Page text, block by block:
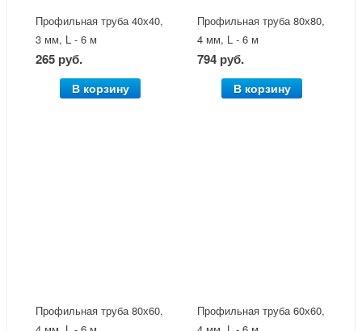
Профильная труба 40х40,
3 мм, L - 6 м
265 руб.
В корзину
Профильная труба 80х80,
4 мм, L - 6 м
794 руб.
В корзину
Профильная труба 80х60,
Профильная труба 60х60,